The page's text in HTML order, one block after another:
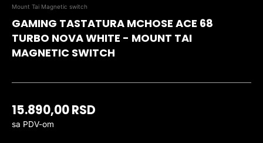
Mount Tai Magnetic switch
GAMING TASTATURA MCHOSE ACE 68
TURBO NOVA WHITE - MOUNT TAI
MAGNETIC SWITCH
15.890,00RSD
sa PDV-om